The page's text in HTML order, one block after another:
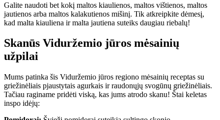
Galite naudoti bet kokį maltos kiaulienos, maltos vištienos, maltos
jautienos arba maltos kalakutienos mišinį. Tik atkreipkite dėmesį,
kad malta kiauliena ir malta jautiena suteiks daugiau riebalų!
Skanūs Viduržemio jūros mėsainių
užpilai
Mums patinka šis Viduržemio jūros regiono mėsainių receptas su
griežinėliais pjaustytais agurkais ir raudonųjų svogūnų griežinėliais.
Tačiau raginame pridėti viską, kas jums atrodo skanu! Štai keletas
inspo idėjų: